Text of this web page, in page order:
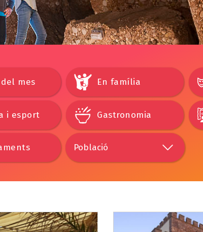
mes En família
i esport Gastronomia